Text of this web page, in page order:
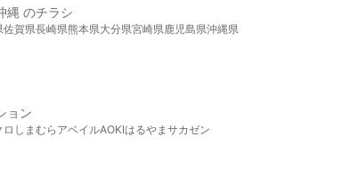
縄 のチラシ
佐賀県長崎県熊本県大分県宮崎県鹿児島県沖縄県
ョン
ロ しまむら アベイルAOKIはるやま サカゼン